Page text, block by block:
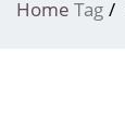
Home Tag